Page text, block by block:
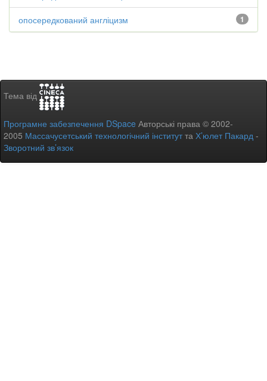
1
опосередкований англіцизм
Тема від
Програмне забезпечення DSpace Авторські права © 2002-
2005 Массачусетський технологічний інститутта Х’юлет Пакард -
Зворотний зв’язок